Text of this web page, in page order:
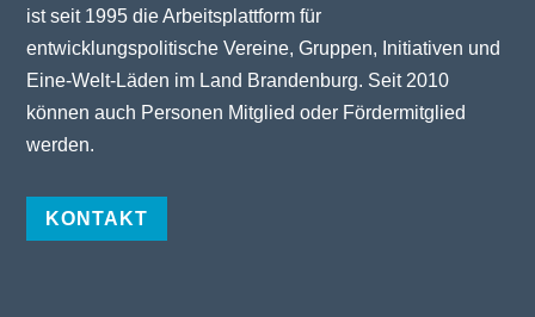
ist seit 1995 die Arbeitsplattform für
entwicklungspolitische Vereine, Gruppen, Initiativen und
Eine-Welt-Läden im Land Brandenburg. Seit 2010
können auch Personen Mitglied oder Fördermitglied
werden.
KONTAKT